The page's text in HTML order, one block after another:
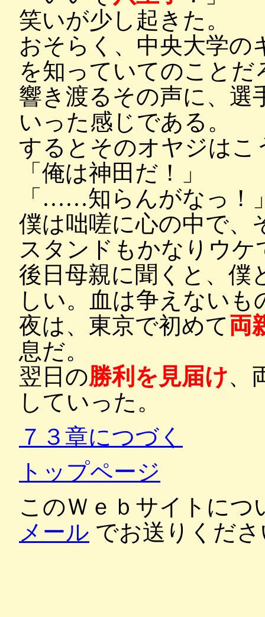
笑いが少し起きた。
おそらく、中央大学の
を知っていてのことだ
響き渡るその声に、選
いった感じである。
するとそのオヤジはこ
「俺は神田だ！」
「……知らんがなっ！
僕は咄嗟に心の中で、
スタンドもかなりウケ
後日母親に聞くと、僕
しい。血は争えないも
夜は、東京で初めて両
息だ。
翌日の勝利を見届け、
していった。
７３章につづく
トップページ
このＷｅｂサイトにつ
メール でお送りくだ